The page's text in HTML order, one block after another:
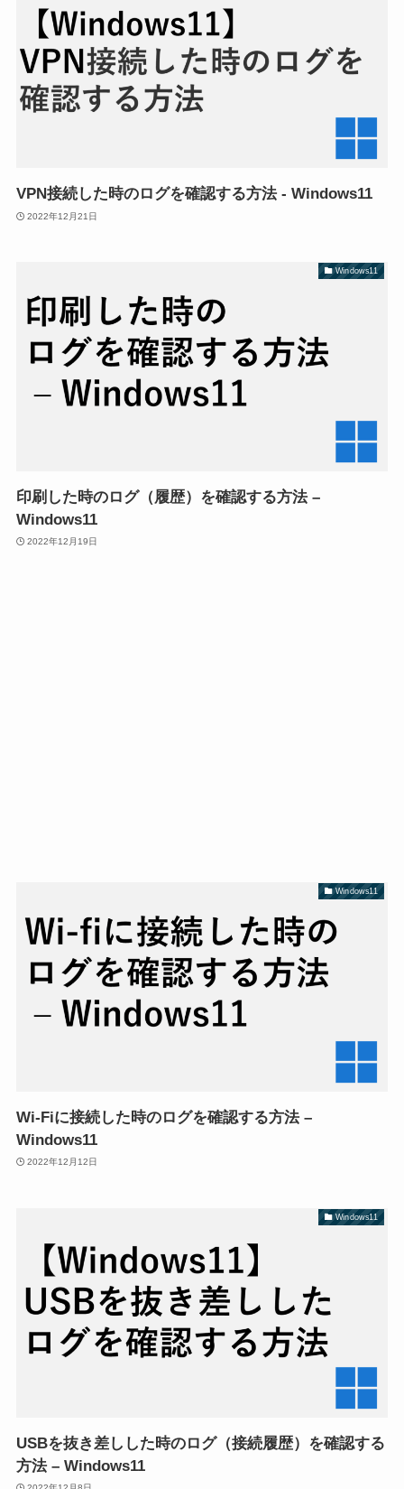
VPN接続した時のログを確認する方法 - Windows11
2022年12月21日
Windows11
印刷した時のログ（履歴）を確認する方法 –
Windows11
2022年12月19日
Windows11
Wi-Fiに接続した時のログを確認する方法 –
Windows11
2022年12月12日
Windows11
USBを抜き差しした時のログ（接続履歴）を確認する
方法 – Windows11